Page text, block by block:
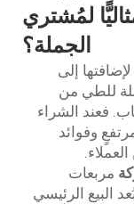
لمُشتري
الجملة؟
إلى
للطي من
فعند الشراء
وفوائد
مربعات
البيع الرئيسي